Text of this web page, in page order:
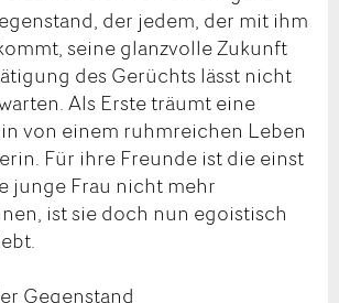
der jedem, der mit ihm
seine glanzvolle Zukunft
des Gerüchts lässt nicht
Als Erste träumt eine
von einem ruhmreichen Leben
Für ihre Freunde ist die einst
junge Frau nicht mehr
ist sie doch nun egoistisch
Gegenstand